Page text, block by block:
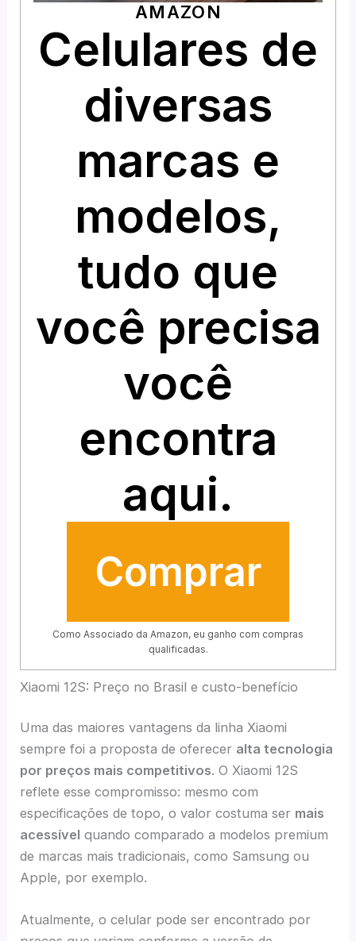
AMAZON
Celulares de
diversas
marcas e
modelos,
tudo que
você precisa
você
encontra
aqui.
Comprar
Como Associado da Amazon, eu ganho com compras
qualificadas.
Xiaomi 12S: Preço no Brasil e custo-benefício
Uma das maiores vantagens da linha Xiaomi
sempre foi a proposta de oferecer alta tecnologia
por preços mais competitivos. O Xiaomi 12S
reflete esse compromisso: mesmo com
especificações de topo, o valor costuma ser mais
acessível quando comparado a modelos premium
de marcas mais tradicionais, como Samsung ou
Apple, por exemplo.
Atualmente, o celular pode ser encontrado por